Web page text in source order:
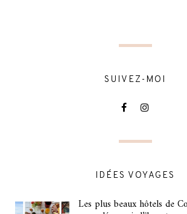
SUIVEZ-MOI
IDÉES VOYAGES
Les plus beaux hôtels de